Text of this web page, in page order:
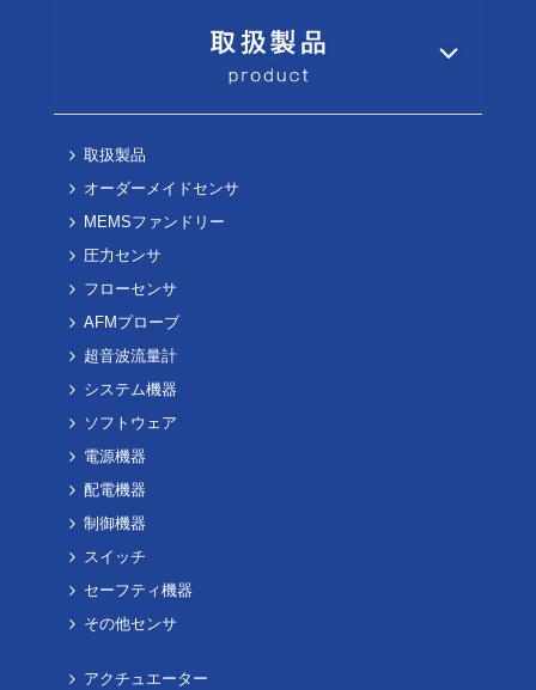
取扱製品
オーダーメイドセンサ
MEMSファンドリー
圧力センサ
フローセンサ
AFMプローブ
超音波流量計
システム機器
ソフトウェア
電源機器
配電機器
制御機器
スイッチ
セーフティ機器
その他センサ
アクチュエーター